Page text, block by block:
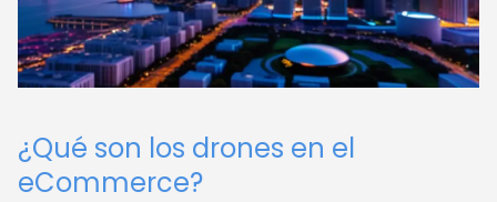
¿Qué son los drones en el
eCommerce?